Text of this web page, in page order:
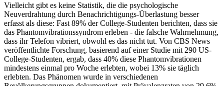
Vielleicht gibt es keine Statistik, die die psychologische
Neuverdrahtung durch Benachrichtigungs-Überlastung besser
erfasst als diese: Fast 89% der College-Studenten berichten, dass sie
das Phantomvibrationssyndrom erleben - die falsche Wahrnehmung,
dass ihr Telefon vibriert, obwohl es das nicht tut. Von CBS News
veröffentlichte Forschung, basierend auf einer Studie mit 290 US-
College-Studenten, ergab, dass 40% diese Phantomvibrationen
mindestens einmal pro Woche erlebten, wobei 13% sie täglich
erlebten. Das Phänomen wurde in verschiedenen